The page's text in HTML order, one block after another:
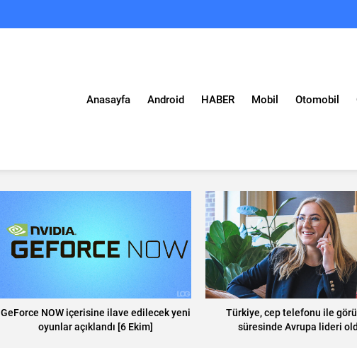
Anasayfa Android HABER Mobil Otomobil
GeForce NOW içerisine ilave edilecek yeni
oyunlar açıklandı [6 Ekim]
Türkiye, cep telefonu ile
süresinde Avrupa lideri